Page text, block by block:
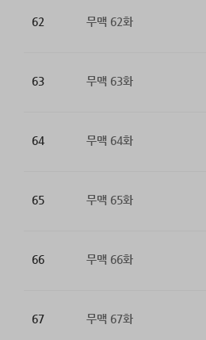
62 무맥 62화
63 무맥 63화
64 무맥 64화
65 무맥 65화
66 무맥 66화
67 무맥 67화